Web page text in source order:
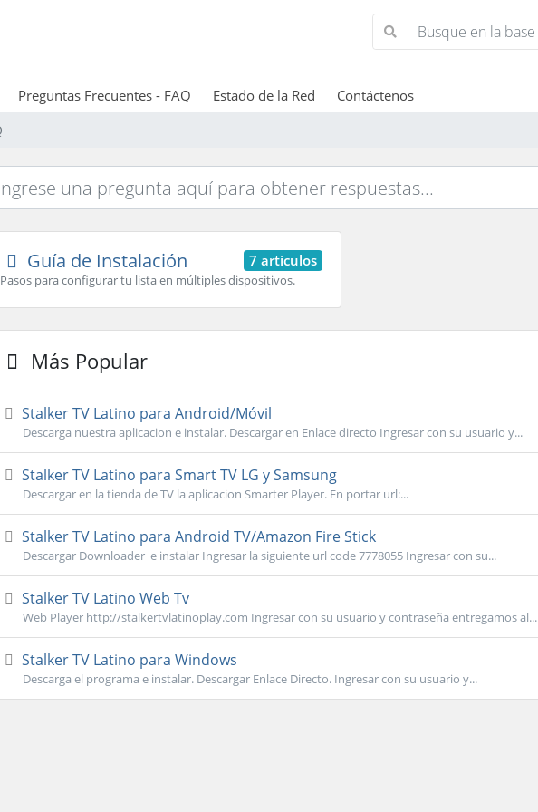
Preguntas Frecuentes - FAQ Estado de la Red Contáctenos
7 artículos
Guía de Instalación
Pasos para configurar tu lista en múltiples dispositivos.
Más Popular
Stalker TV Latino para Android/Móvil
Descarga nuestra aplicacion e instalar. Descargar en Enlace directo Ingresar con su usuario y...
Stalker TV Latino para Smart TV LG y Samsung
Descargar en la tienda de TV la aplicacion Smarter Player. En portar url:...
Stalker TV Latino para Android TV/Amazon Fire Stick
Descargar Downloader e instalar Ingresar la siguiente url code 7778055 Ingresar con su...
Stalker TV Latino Web Tv
Web Player http://stalkertvlatinoplay.com Ingresar con su usuario y contraseña entregamos al...
Stalker TV Latino para Windows
Descarga el programa e instalar. Descargar Enlace Directo. Ingresar con su usuario y...